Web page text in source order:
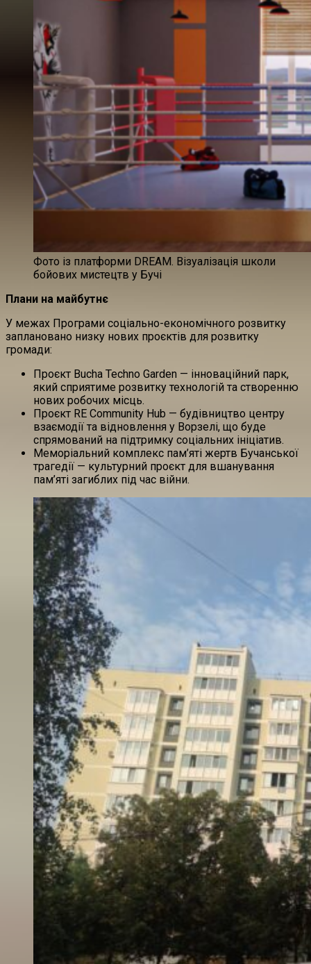
Фото із платформи DREAM. Візуалізація школи
бойових мистецтв у Бучі
Плани на майбутнє
У межах Програми соціально-економічного розвитку
заплановано низку нових проєктів для розвитку
громади:
Проєкт Bucha Techno Garden — інноваційний парк,
який сприятиме розвитку технологій та створенню
нових робочих місць.
Проєкт RE Community Hub — будівництво центру
взаємодії та відновлення у Ворзелі, що буде
спрямований на підтримку соціальних ініціатив.
Меморіальний комплекс пам’яті жертв Бучанської
трагедії — культурний проєкт для вшанування
пам’яті загиблих під час війни.